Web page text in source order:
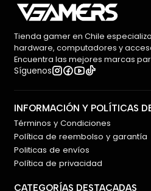
Tienda gamer en Chile
hardware, computadores y
Encuentra las mejores marcas
Síguenos
INFORMACIÓN Y POLÍTICAS
Términos y Condiciones
Política de reembolso y garantía
Politicas de envíos
Política de privacidad
CATEGORÍAS DESTACADAS